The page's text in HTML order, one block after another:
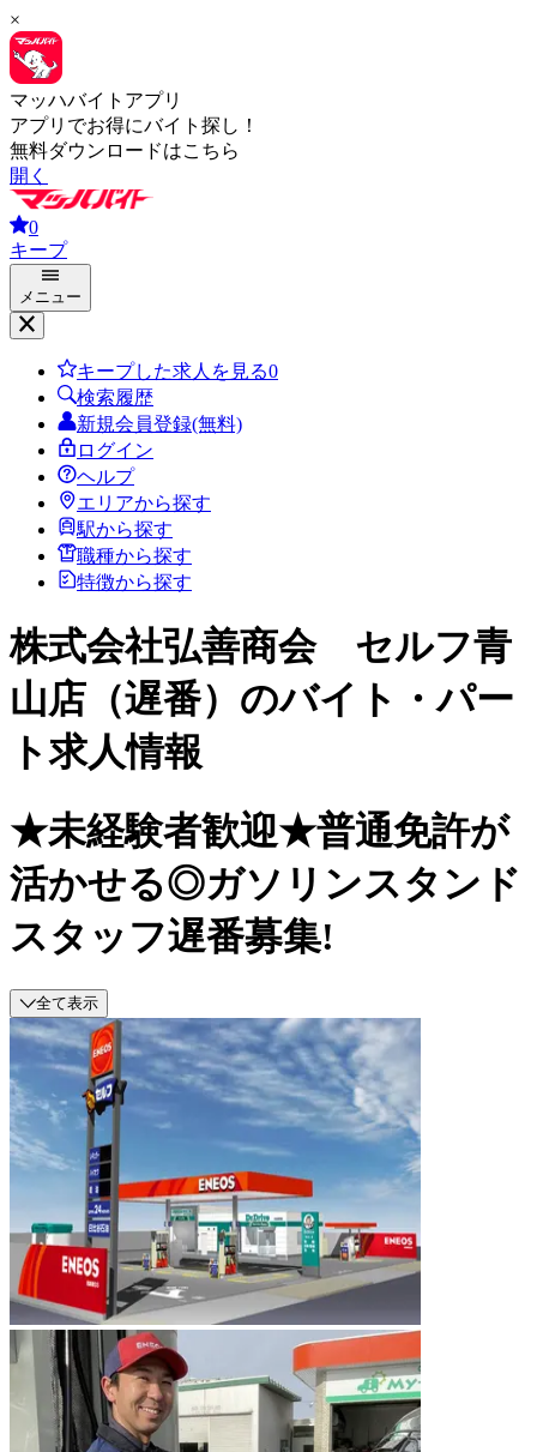
×
マッハバイトアプリ
アプリでお得にバイト探し！
無料ダウンロードはこちら
開く
0
キープ
メニュー
キープした求人を見る0
検索履歴
新規会員登録(無料)
ログイン
ヘルプ
エリアから探す
駅から探す
職種から探す
特徴から探す
株式会社弘善商会 セルフ青
山店（遅番）のバイト・パー
ト求人情報
★未経験者歓迎★普通免許が
活かせる◎ガソリンスタンド
スタッフ遅番募集!
全て表示